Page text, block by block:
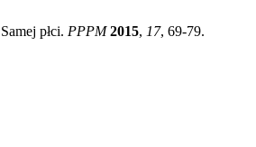
płci. PPPM 2015, 17, 69-79.